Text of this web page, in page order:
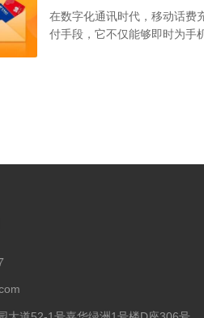
在数字化通讯时代，移动话费
付手段，它不仅能够即时为手